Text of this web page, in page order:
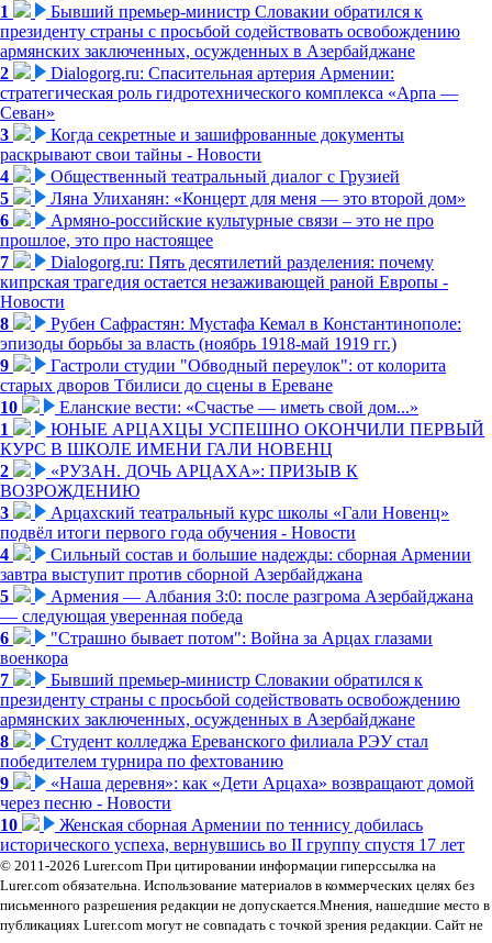
1
Бывший премьер-министр Словакии обратился к
президенту страны с просьбой содействовать освобождению
армянских заключенных, осужденных в Азербайджане
2
Dialogorg.ru: Спасительная артерия Армении:
стратегическая роль гидротехнического комплекса «Арпа —
Севан»
3
Когда секретные и зашифрованные документы
раскрывают свои тайны - Новости
4
Общественный театральный диалог с Грузией
5
Ляна Улиханян: «Концерт для меня — это второй дом»
6
Армяно-российские культурные связи – это не про
прошлое, это про настоящее
7
Dialogorg.ru: Пять десятилетий разделения: почему
кипрская трагедия остается незаживающей раной Европы -
Новости
8
Рубен Сафрастян: Мустафа Кемал в Константинополе:
эпизоды борьбы за власть (ноябрь 1918-май 1919 гг.)
9
Гастроли студии "Обводный переулок": от колорита
старых дворов Тбилиси до сцены в Ереване
10
Еланские вести: «Счастье — иметь свой дом...»
1
ЮНЫЕ АРЦАХЦЫ УСПЕШНО ОКОНЧИЛИ ПЕРВЫЙ
КУРС В ШКОЛЕ ИМЕНИ ГАЛИ НОВЕНЦ
2
«РУЗАН. ДОЧЬ АРЦАХА»: ПРИЗЫВ К
ВОЗРОЖДЕНИЮ
3
Арцахский театральный курс школы «Гали Новенц»
подвёл итоги первого года обучения - Новости
4
Сильный состав и большие надежды: сборная Армении
завтра выступит против сборной Азербайджана
5
Армения — Албания 3:0: после разгрома Азербайджана
— следующая уверенная победа
6
"Страшно бывает потом": Война за Арцах глазами
военкора
7
Бывший премьер-министр Словакии обратился к
президенту страны с просьбой содействовать освобождению
армянских заключенных, осужденных в Азербайджане
8
Студент колледжа Ереванского филиала РЭУ стал
победителем турнира по фехтованию
9
«Наша деревня»: как «Дети Арцаха» возвращают домой
через песню - Новости
10
Женская сборная Армении по теннису добилась
исторического успеха, вернувшись во II группу спустя 17 лет
© 2011-2026 Lurer.com При цитировании информации гиперссылка на
Lurer.com обязательна. Использование материалов в коммерческих целях без
письменного разрешения редакции не допускается.Мнения, нашедшие место в
публикациях Lurer.com могут не совпадать с точкой зрения редакции. Сайт не